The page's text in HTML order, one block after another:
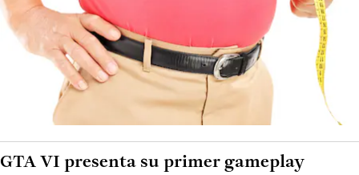
GTA VI presenta su primer gameplay